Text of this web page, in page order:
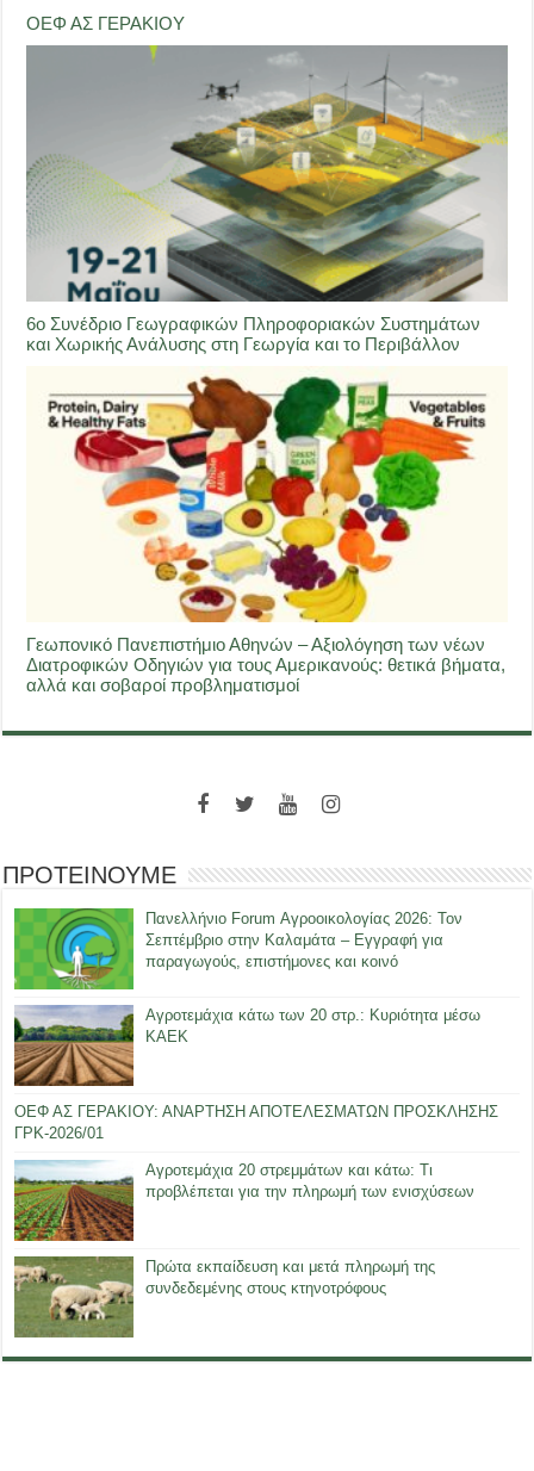
ΟΕΦ ΑΣ ΓΕΡΑΚΙΟΥ
6ο Συνέδριο Γεωγραφικών Πληροφοριακών Συστημάτων
και Χωρικής Ανάλυσης στη Γεωργία και το Περιβάλλον
Γεωπονικό Πανεπιστήμιο Αθηνών – Αξιολόγηση των νέων
Διατροφικών Οδηγιών για τους Αμερικανούς: θετικά βήματα,
αλλά και σοβαροί προβληματισμοί
ΠΡΟΤΕΙΝΟΥΜΕ
Πανελλήνιο Forum Αγροοικολογίας 2026: Τον
Σεπτέμβριο στην Καλαμάτα – Εγγραφή για
παραγωγούς, επιστήμονες και κοινό
Αγροτεμάχια κάτω των 20 στρ.: Κυριότητα μέσω
ΚΑΕΚ
ΟΕΦ ΑΣ ΓΕΡΑΚΙΟΥ: ΑΝΑΡΤΗΣΗ ΑΠΟΤΕΛΕΣΜΑΤΩΝ ΠΡΟΣΚΛΗΣΗΣ
ΓΡΚ-2026/01
Αγροτεμάχια 20 στρεμμάτων και κάτω: Τι
προβλέπεται για την πληρωμή των ενισχύσεων
Πρώτα εκπαίδευση και μετά πληρωμή της
συνδεδεμένης στους κτηνοτρόφους